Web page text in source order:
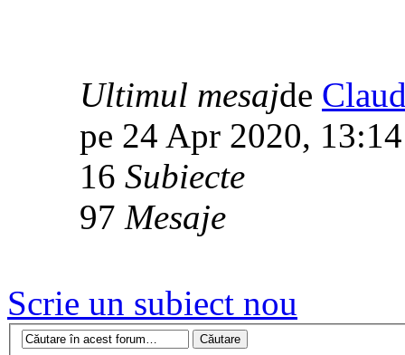
Ultimul mesajde
pe 24 Apr 2020, 13:14
16 Subiecte
97 Mesaje
Scrie un subiect nou